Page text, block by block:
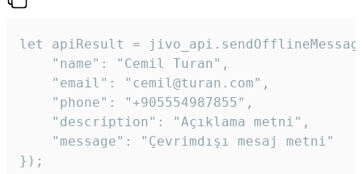
let apiResult =
    "name": "Cemil Turan",
    "email": "cemil@turan.com",
    "phone": "+905554987855",
    "description": "Açıklama metni",
    "message": "Çevrimdışı mesaj metni"
});